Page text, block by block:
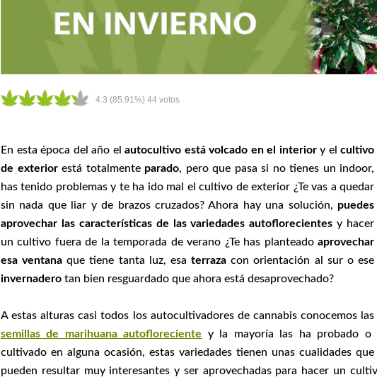
4.3 (85.91%) 44 votos
En esta época del año el autocultivo está volcado en el interior y el cultivo
de exteriorestá totalmente parado, pero que pasa si no tienes un indoor,
has tenido problemas y te ha ido mal el cultivo de exterior ¿Te vas a quedar
sin nada que liar y de brazos cruzados? Ahora hay una solución, puedes
aprovechar las características de las variedades autoflorecientes y hacer
un cultivo fuera de la temporada de verano ¿Te has planteado aprovechar
esa ventana que tiene tanta luz, esaterraza con orientación al sur o ese
invernadero tan bien resguardado que ahora está desaprovechado?
A estas alturas casi todos los autocultivadores de cannabis conocemos las
semillas de marihuana autofloreciente
y la mayoría las ha probado o
cultivado en alguna ocasión, estas variedades tienen unas cualidades que
pueden resultar muy interesantes y ser aprovechadas para hacer un